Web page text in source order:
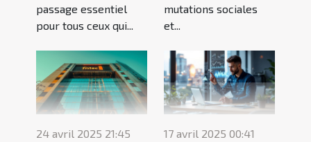
passage essentiel
pour tous ceux qui...
mutations sociales
et...
24 avril 2025 21:45
17 avril 2025 00:41